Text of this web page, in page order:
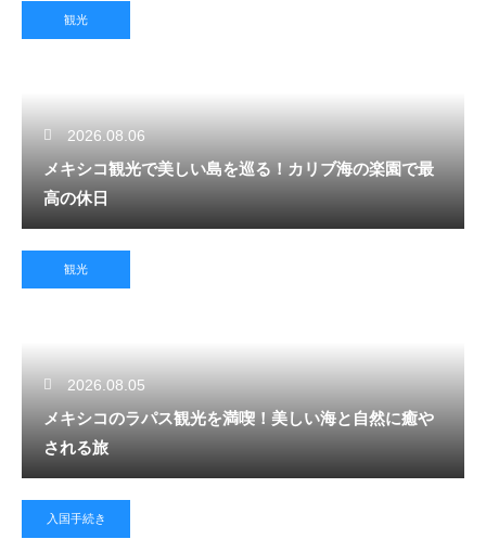
観光
2026.08.06
メキシコ観光で美しい島を巡る！カリブ海の楽園で最
高の休日
観光
2026.08.05
メキシコのラパス観光を満喫！美しい海と自然に癒や
される旅
入国手続き